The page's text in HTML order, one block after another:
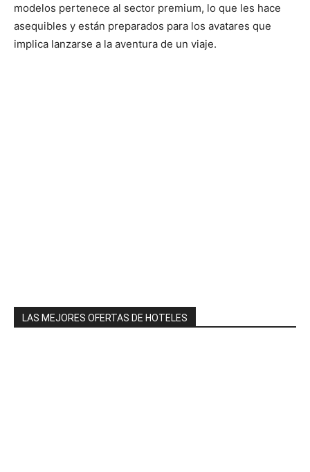
modelos pertenece al sector premium, lo que les hace
asequibles y están preparados para los avatares que
implica lanzarse a la aventura de un viaje.
LAS MEJORES OFERTAS DE HOTELES